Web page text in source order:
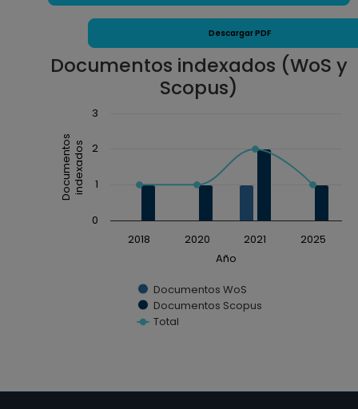
Descargar PDF
Documentos indexados (WoS y
Scopus)
Chart
Combination chart with 3 data series.
The chart has 1 X axis displaying Año.
The chart has 1 Y axis displaying Documentos
Año
Documentosindexados
Documentos WoS
Documentos Scopus
Total
2018 2020 2021 2025
0
1
2
3